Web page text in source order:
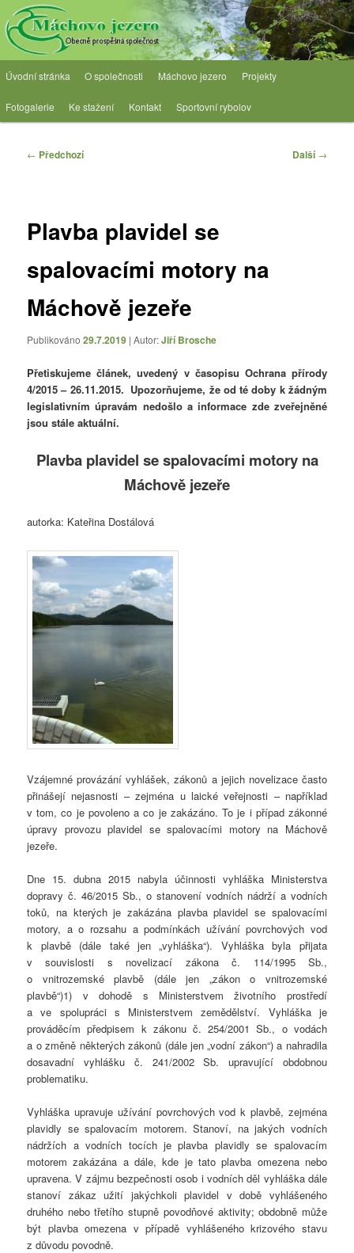
Přejít
k
hlavnímu
obsahu
webu OPS Máchovo jezero
Obecně prospěšná společnost
Hlavní
menu
Úvodní stránka O společnosti Máchovo jezero Projekty
Fotogalerie Ke stažení Kontakt Sportovní rybolov
Navigace
← Předchozí Další→
Plavba plavidel se
spalovacími motory na
Máchově jezeře
Publikováno29.7.2019 | Autor:Jiří Brosche
Přetiskujeme článek, uvedený v časopisu Ochrana přírody
4/2015 – 26.11.2015. Upozorňujeme, že od té doby k žádným
legislativním úpravám nedošlo a informace zde zveřejněné
jsou stále aktuální.
Plavba plavidel se spalovacími motory na
Máchově jezeře
autorka: Kateřina Dostálová
Vzájemné provázání vyhlášek, zákonů a jejich novelizace často
přinášejí nejasnosti – zejména u laické veřejnosti – například
v tom, co je povoleno a co je zakázáno. To je i případ zákonné
úpravy provozu plavidel se spalovacími motory na Máchově
jezeře.
Dne 15. dubna 2015 nabyla účinnosti vyhláška Ministerstva
dopravy č. 46/2015 Sb., o stanovení vodních nádrží a vodních
toků, na kterých je zakázána plavba plavidel se spalovacími
motory, a o rozsahu a podmínkách užívání povrchových vod
k plavbě (dále také jen „vyhláška“). Vyhláška byla přijata
v souvislosti s novelizací zákona č. 114/1995 Sb.,
o vnitrozemské plavbě (dále jen „zákon o vnitrozemské
plavbě“)1) v dohodě s Ministerstvem životního prostředí
a ve spolupráci s Ministerstvem zemědělství. Vyhláška je
prováděcím předpisem k zákonu č. 254/2001 Sb., o vodách
a o změně některých zákonů (dále jen „vodní zákon“) a nahradila
dosavadní vyhlášku č. 241/2002 Sb. upravující obdobnou
problematiku.
Vyhláška upravuje užívání povrchových vod k plavbě, zejména
plavidly se spalovacím motorem. Stanoví, na jakých vodních
nádržích a vodních tocích je plavba plavidly se spalovacím
motorem zakázána a dále, kde je tato plavba omezena nebo
upravena. V zájmu bezpečnosti osob i vodních děl vyhláška dále
stanoví zákaz užití jakýchkoli plavidel v době vyhlášeného
druhého nebo třetího stupně povodňové aktivity; obdobně může
být plavba omezena v případě vyhlášeného krizového stavu
z důvodu povodně.